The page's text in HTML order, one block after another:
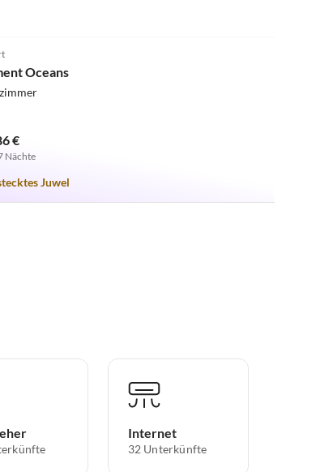
Oceans
€
Nächte
Juwel
Internet
32 Unterkünfte